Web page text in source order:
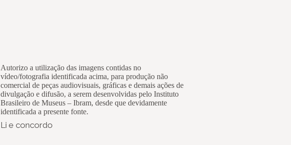
Autorizo a utilização das imagens contidas no
vídeo/fotografia identificada acima, para produção não
comercial de peças audiovisuais, gráficas e demais ações de
divulgação e difusão, a serem desenvolvidas pelo Instituto
Brasileiro de Museus – Ibram, desde que devidamente
identificada a presente fonte.
Li e concordo